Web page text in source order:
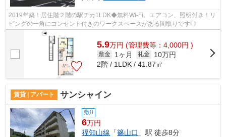
2019年築！居住階２階の駅チカ1LDK◆無料Wi-Fi、エアコン、照明付き！リ
ビングの一角にコンセント付きのワークスペースがある間取りです◎
5.9万円 (管理費等：4,000円 )
敷金 1ヶ月 礼金
10万円
2階 / 1LDK / 41.87㎡
賃貸 | アパート サンシャイン
敷0
6万円
福知山線 「篠山口 」駅 徒歩8分